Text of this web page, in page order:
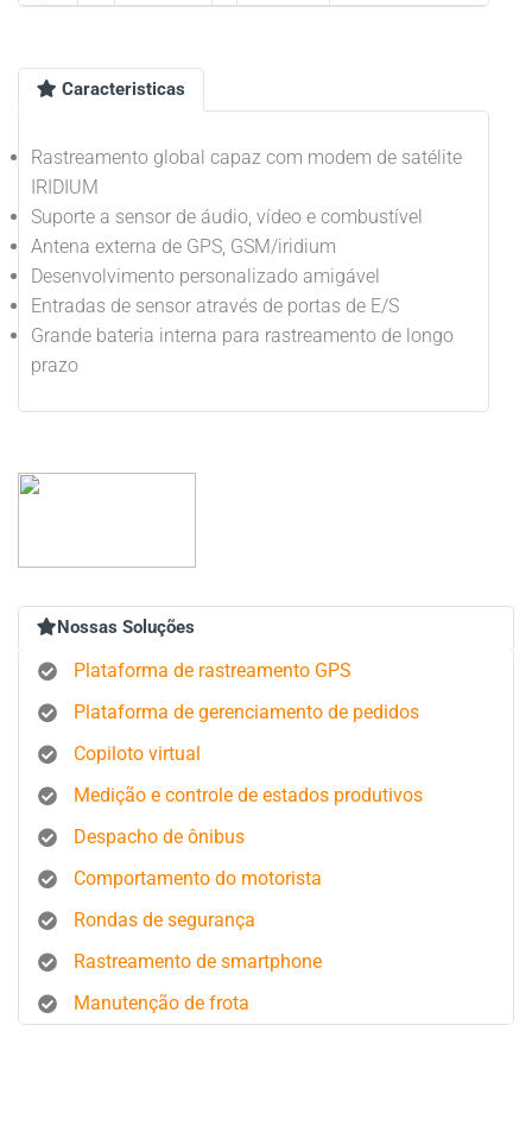
Caracteristicas
Rastreamento global capaz com modem de satélite
IRIDIUM
Suporte a sensor de áudio, vídeo e combustível
Antena externa de GPS, GSM/iridium
Desenvolvimento personalizado amigável
Entradas de sensor através de portas de E/S
Grande bateria interna para rastreamento de longo
prazo
Nossas Soluções
Plataforma de rastreamento GPS
Plataforma de gerenciamento de pedidos
Copiloto virtual
Medição e controle de estados produtivos
Despacho de ônibus
Comportamento do motorista
Rondas de segurança
Rastreamento de smartphone
Manutenção de frota